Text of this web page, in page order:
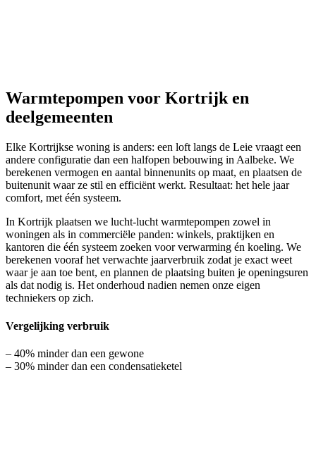
Warmtepompen voor Kortrijk en
deelgemeenten
Elke Kortrijkse woning is anders: een loft langs de Leie vraagt een
andere configuratie dan een halfopen bebouwing in Aalbeke. We
berekenen vermogen en aantal binnenunits op maat, en plaatsen de
buitenunit waar ze stil en efficiënt werkt. Resultaat: het hele jaar
comfort, met één systeem.
In Kortrijk plaatsen we lucht-lucht warmtepompen zowel in
woningen als in commerciële panden: winkels, praktijken en
kantoren die één systeem zoeken voor verwarming én koeling. We
berekenen vooraf het verwachte jaarverbruik zodat je exact weet
waar je aan toe bent, en plannen de plaatsing buiten je openingsuren
als dat nodig is. Het onderhoud nadien nemen onze eigen
techniekers op zich.
Vergelijking verbruik
– 40% minder dan een gewone
– 30% minder dan een condensatieketel